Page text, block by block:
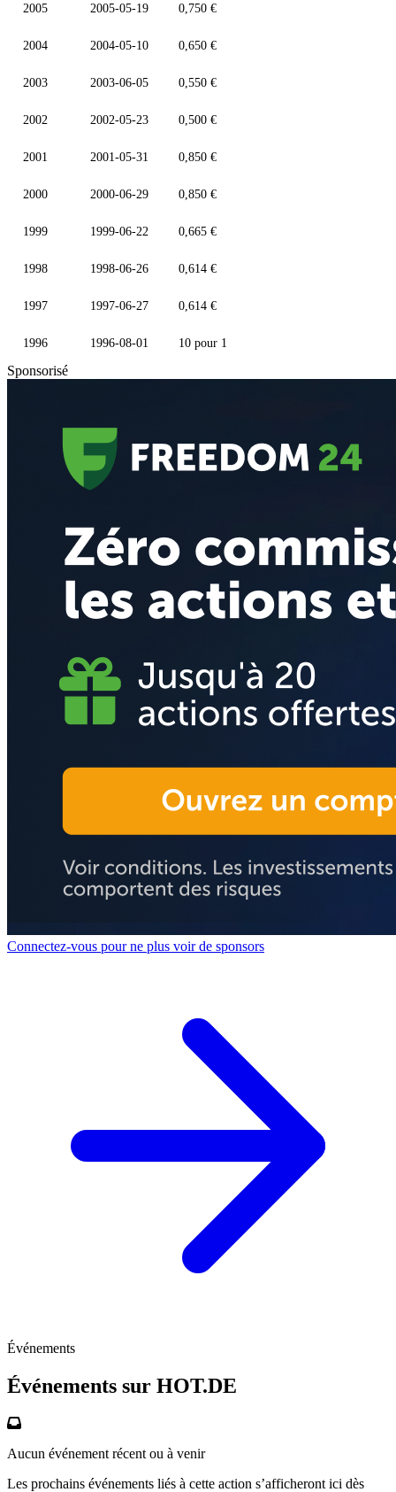
2005 2005-05-19 0,750 €
2004 2004-05-10 0,650 €
2003 2003-06-05 0,550 €
2002 2002-05-23 0,500 €
2001 2001-05-31 0,850 €
2000 2000-06-29 0,850 €
1999 1999-06-22 0,665 €
1998 1998-06-26 0,614 €
1997 1997-06-27 0,614 €
1996 1996-08-01 10 pour 1
Sponsorisé
Connectez-vous pour ne plus voir de sponsors
Événements
Événements sur HOT.DE
Aucun événement récent ou à venir
Les prochains événements liés à cette action s’afficheront ici dès